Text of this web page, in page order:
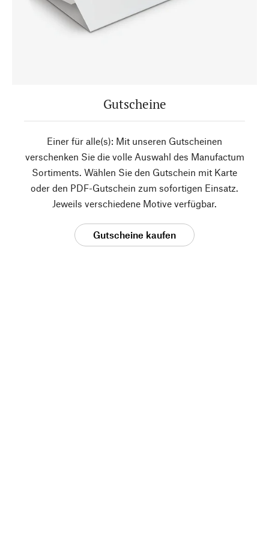
Gutscheine
Einer für alle(s): Mit unseren Gutscheinen
verschenken Sie die volle Auswahl des Manufactum
Sortiments. Wählen Sie den Gutschein mit Karte
oder den PDF-Gutschein zum sofortigen Einsatz.
Jeweils verschiedene Motive verfügbar.
Gutscheine kaufen